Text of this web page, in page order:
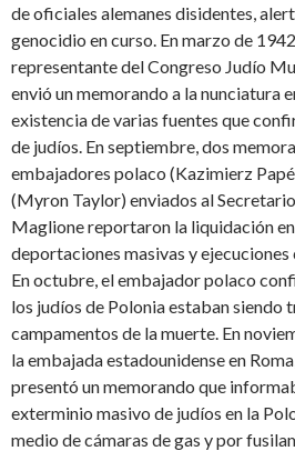
de oficiales alemanes disidentes,
genocidio en curso. En marzo de
representante del Congreso Judío
envió un memorando a la nunciatura
existencia de varias fuentes que
de judíos. En septiembre, dos
embajadores polaco (Kazimierz
(Myron Taylor) enviados al
Maglione reportaron la liquidación
deportaciones masivas y ejecuciones
En octubre, el embajador polaco
los judíos de Polonia estaban siendo
campamentos de la muerte. En
la embajada estadounidense en
presentó un memorando que
exterminio masivo de judíos en la
medio de cámaras de gas y por